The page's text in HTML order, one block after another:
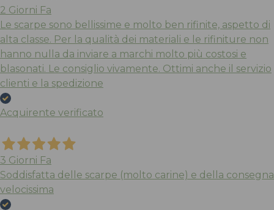
2 Giorni Fa
Le scarpe sono bellissime e molto ben rifinite, aspetto di
alta classe. Per la qualità dei materiali e le rifiniture non
hanno nulla da inviare a marchi molto più costosi e
blasonati. Le consiglio vivamente. Ottimi anche il servizio
clienti e la spedizione
Acquirente verificato
3 Giorni Fa
Soddisfatta delle scarpe (molto carine) e della consegna
velocissima